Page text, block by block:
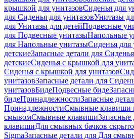
крышкой для унитазовСиденья для
для Сиденья для унитазовУнитазы
для Унитазы для детейПодвесные
для Подвесные унитазыНапольные
для Напольные унитазыСиденья для
детскиеЗапасные детали для
детскиеСиденья с крышкой для
Сиденья с крышкой для унитазов
унитазовЗапасные детали для
унитазовБидеПодвесные биде
бидеПринадлежностиЗапасные
ПринадлежностиСмывные клавиши
смывомСмывные клавишиЗапасные
клавишиДля смывных бачков
SigmaЗапасные детали для Для